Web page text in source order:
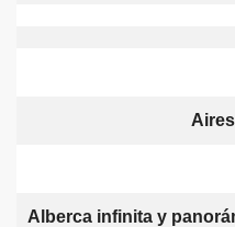
Alberca infinita y